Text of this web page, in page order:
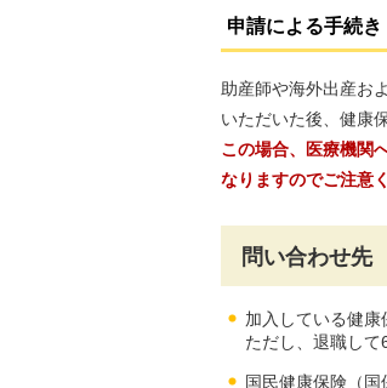
申請による手続
助産師や海外出産お
いただいた後、健康
この場合、医療機関
なりますのでご注意
問い合わせ先
加入している健康
ただし、退職して
国民健康保険（国